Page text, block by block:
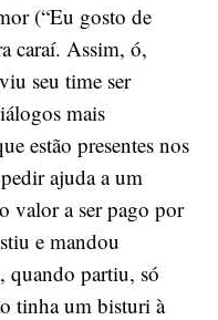
(“Eu gosto de
caraí. Assim, ó,
seu time ser
mais
estão presentes nos
ajuda a um
valor a ser pago por
e mandou
quando partiu, só
tinha um bisturi à